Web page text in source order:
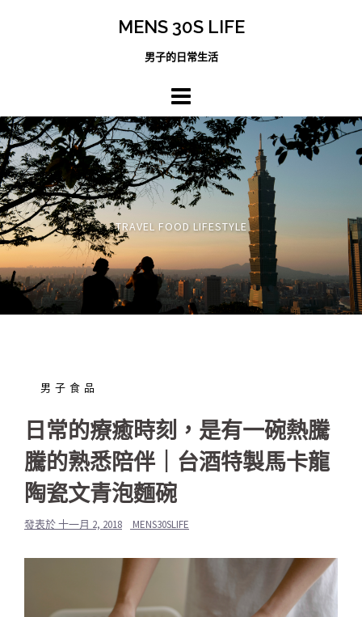
MENS 30S LIFE
男子的日常生活
TRAVEL FOOD LIFESTYLE
男子食品
日常的療癒時刻，是有一碗熱騰
騰的熟悉陪伴｜台酒特製馬卡龍
陶瓷文青泡麵碗
發表於十一月 2, 2018 MENS30SLIFE